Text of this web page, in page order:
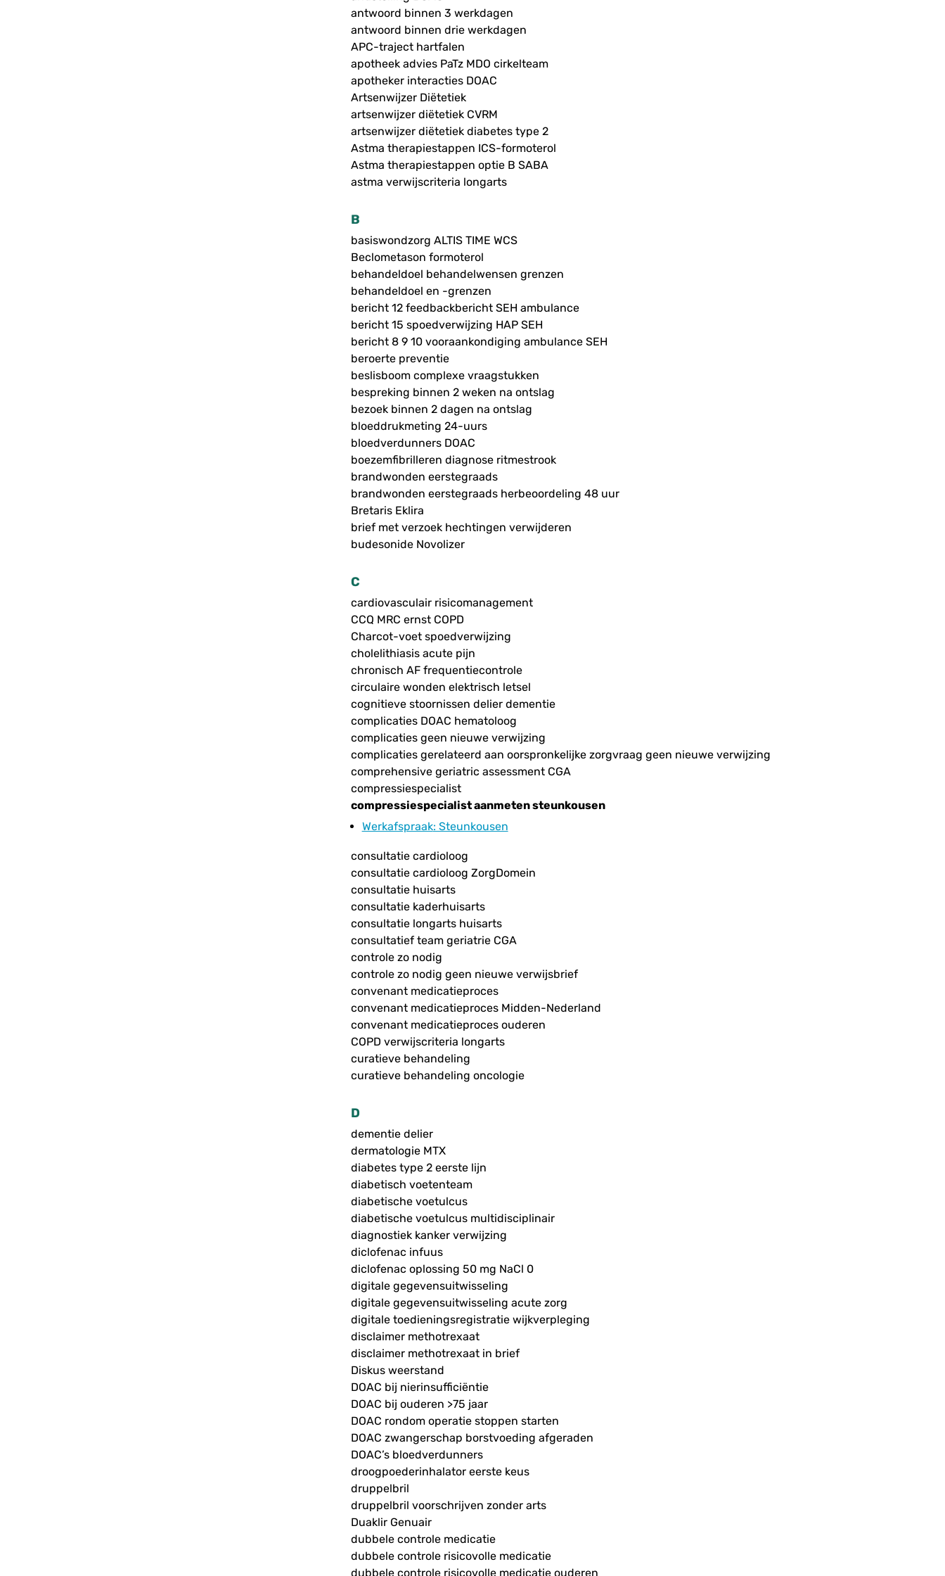
antwoord binnen 3 werkdagen
antwoord binnen drie werkdagen
APC-traject hartfalen
apotheek advies PaTz MDO cirkelteam
apotheker interacties DOAC
Artsenwijzer Diëtetiek
artsenwijzer diëtetiek CVRM
artsenwijzer diëtetiek diabetes type 2
Astma therapiestappen ICS-formoterol
Astma therapiestappen optie B SABA
astma verwijscriteria longarts
B
basiswondzorg ALTIS TIME WCS
Beclometason formoterol
behandeldoel behandelwensen grenzen
behandeldoel en -grenzen
bericht 12 feedbackbericht SEH ambulance
bericht 15 spoedverwijzing HAP SEH
bericht 8 9 10 vooraankondiging ambulance SEH
beroerte preventie
beslisboom complexe vraagstukken
bespreking binnen 2 weken na ontslag
bezoek binnen 2 dagen na ontslag
bloeddrukmeting 24-uurs
bloedverdunners DOAC
boezemfibrilleren diagnose ritmestrook
brandwonden eerstegraads
brandwonden eerstegraads herbeoordeling 48 uur
Bretaris Eklira
brief met verzoek hechtingen verwijderen
budesonide Novolizer
C
cardiovasculair risicomanagement
CCQ MRC ernst COPD
Charcot-voet spoedverwijzing
cholelithiasis acute pijn
chronisch AF frequentiecontrole
circulaire wonden elektrisch letsel
cognitieve stoornissen delier dementie
complicaties DOAC hematoloog
complicaties geen nieuwe verwijzing
complicaties gerelateerd aan oorspronkelijke zorgvraag geen nieuwe verwijzing
comprehensive geriatric assessment CGA
compressiespecialist
compressiespecialist aanmeten steunkousen
Werkafspraak: Steunkousen
consultatie cardioloog
consultatie cardioloog ZorgDomein
consultatie huisarts
consultatie kaderhuisarts
consultatie longarts huisarts
consultatief team geriatrie CGA
controle zo nodig
controle zo nodig geen nieuwe verwijsbrief
convenant medicatieproces
convenant medicatieproces Midden-Nederland
convenant medicatieproces ouderen
COPD verwijscriteria longarts
curatieve behandeling
curatieve behandeling oncologie
D
dementie delier
dermatologie MTX
diabetes type 2 eerste lijn
diabetisch voetenteam
diabetische voetulcus
diabetische voetulcus multidisciplinair
diagnostiek kanker verwijzing
diclofenac infuus
diclofenac oplossing 50 mg NaCl 0
digitale gegevensuitwisseling
digitale gegevensuitwisseling acute zorg
digitale toedieningsregistratie wijkverpleging
disclaimer methotrexaat
disclaimer methotrexaat in brief
Diskus weerstand
DOAC bij nierinsufficiëntie
DOAC bij ouderen >75 jaar
DOAC rondom operatie stoppen starten
DOAC zwangerschap borstvoeding afgeraden
DOAC’s bloedverdunners
droogpoederinhalator eerste keus
druppelbril
druppelbril voorschrijven zonder arts
Duaklir Genuair
dubbele controle medicatie
dubbele controle risicovolle medicatie
dubbele controle risicovolle medicatie ouderen